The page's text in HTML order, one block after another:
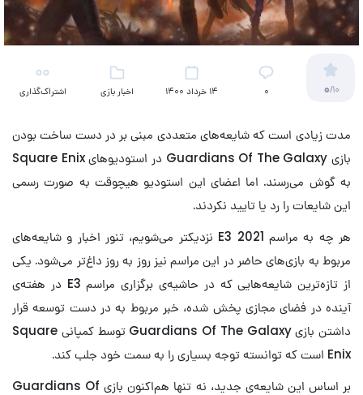
0/10 ۰ 14 خرداد 1400 اخبار بازی اشتراک‌گذاری
مدت زیادی است که شایعه‌های متعددی مبنی بر در دست ساخت بودن
بازی Guardians Of The Galaxy در استودیوهای Square Enix
به گوش می‌رسند. اما اعضای این استودیو هیچوقت به صورت رسمی
این شایعات را رد یا تایید نکردند.
هر چه به مراسم E3 2021 نزدیکتر می‌شویم، تنور اخبار و شایعه‌های
مربوط به بازی‌های حاضر در این مراسم نیز روز به روز داغ‌تر می‌شود. یکی
از تازه‌ترین شایعه‌هایی که در حاشیه‌ی برگزاری مراسم E3 در هفته‌ی
آینده در فضای مجازی پخش شده، خبر مربوط به در دست توسعه قرار
داشتن بازی Guardians Of The Galaxy توسط کمپانی Square
Enix است که توانسته توجه بسیاری را به سمت خود جلب کند.
بر اساس این شایعه‌ی جدید، نه تنها هم‌اکنون بازی Guardians Of